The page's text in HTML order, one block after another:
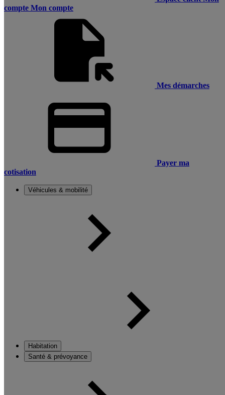
compte Mon compte
Mes démarches
Payer ma
cotisation
Véhicules & mobilité
Habitation
Santé & prévoyance